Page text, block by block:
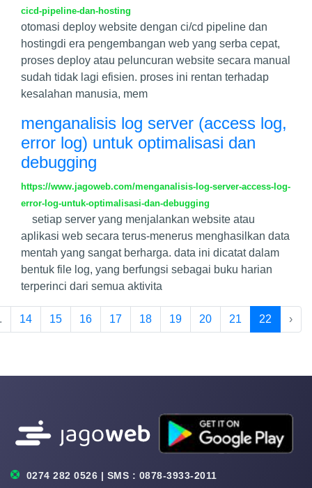
cicd-pipeline-dan-hosting
otomasi deploy website dengan ci/cd pipeline dan
hosting​​​​​​​ di era pengembangan web yang serba cepat,
proses deploy atau peluncuran website secara manual
sudah tidak lagi efisien. proses ini rentan terhadap
kesalahan manusia, mem
menganalisis log server (access log,
error log) untuk optimalisasi dan
debugging
https://www.jagoweb.com/menganalisis-log-server-access-log-
error-log-untuk-optimalisasi-dan-debugging
setiap server yang menjalankan website atau
aplikasi web secara terus-menerus menghasilkan data
mentah yang sangat berharga. data ini dicatat dalam
bentuk file log, yang berfungsi sebagai buku harian
terperinci dari semua aktivita
14 15 16 17 18 19 20 21 22 ›
0274 282 0526 | SMS : 0878-3933-2011